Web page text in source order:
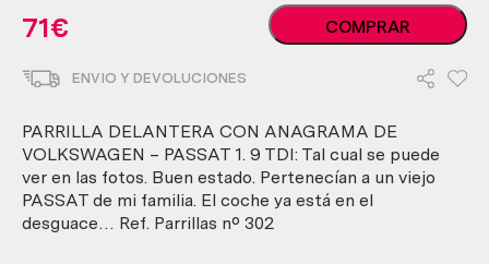
71€
Parrilla
delantera
volkswagen
-
passat
1.9
tdi
COMPRAR
ENVIO Y DEVOLUCIONES
PARRILLA DELANTERA CON ANAGRAMA DE
VOLKSWAGEN – PASSAT 1. 9 TDI: Tal cual se puede
ver en las fotos. Buen estado. Pertenecían a un viejo
PASSAT de mi familia. El coche ya está en el
desguace… Ref. Parrillas nº 302